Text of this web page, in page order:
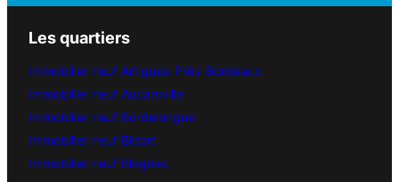
Les quartiers
Immobilier neuf Artigues-Près-Bordeaux
Immobilier neuf Aucamville
Immobilier neuf Bordelongue
Immobilier neuf Bidart
Immobilier neuf Blagnac